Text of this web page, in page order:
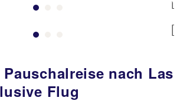
Pauschalreise nach Las
Flug